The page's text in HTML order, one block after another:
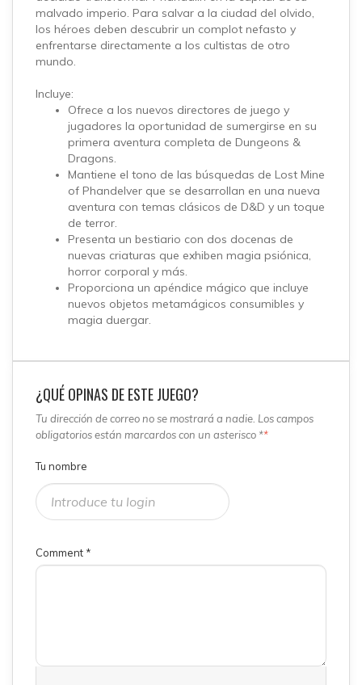
malvado imperio. Para salvar a la ciudad del olvido,
los héroes deben descubrir un complot nefasto y
enfrentarse directamente a los cultistas de otro
mundo.
Incluye:
Ofrece a los nuevos directores de juego y
jugadores la oportunidad de sumergirse en su
primera aventura completa de Dungeons &
Dragons.
Mantiene el tono de las búsquedas de Lost Mine
of Phandelver que se desarrollan en una nueva
aventura con temas clásicos de D&D y un toque
de terror.
Presenta un bestiario con dos docenas de
nuevas criaturas que exhiben magia psiónica,
horror corporal y más.
Proporciona un apéndice mágico que incluye
nuevos objetos metamágicos consumibles y
magia duergar.
¿QUÉ OPINAS DE ESTE JUEGO?
Tu dirección de correo no se mostrará a nadie. Los campos
obligatorios están marcardos con un asterisco **
Tu nombre
Comment *